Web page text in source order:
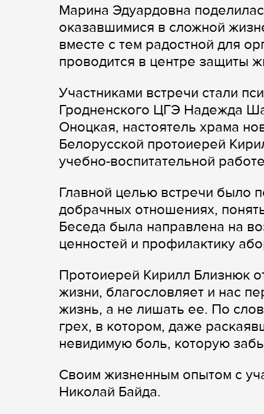
Марина Эдуардовна
оказавшимися в сложной
вместе с тем радостной для
проводится в центре защиты
Участниками встречи стали
Гродненского ЦГЭ Надежда
Оноцкая, настоятель храма
Белорусской протоиерей
учебно-воспитательной
Главной целью встречи было
добрачных отношениях,
Беседа была направлена на
ценностей и профилактику
Протоиерей Кирилл Близнюк
жизни, благословляет и нас
жизнь, а не лишать ее. По
грех, в котором, даже
невидимую боль, которую
Своим жизненным опытом с
Николай Байда.